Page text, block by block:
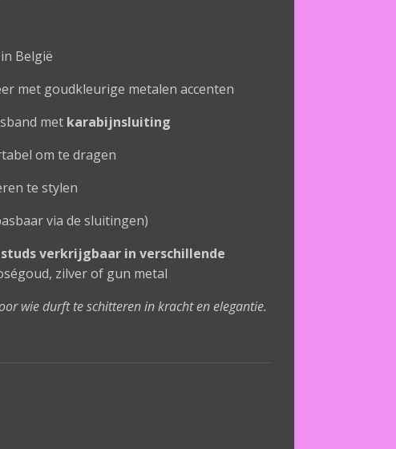
België
met goudkleurige metalen accenten
met karabijnsluiting
om te dragen
te stylen
via de sluitingen)
verkrijgbaar in verschillende
zilver of gun metal
wie durft te schitteren in kracht en elegantie.